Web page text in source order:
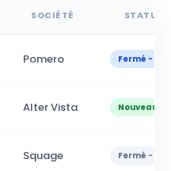
SOCIÉTÉ STATUT
Pomero Fermé -
Alter Vista Nouveau
Squage Fermé -